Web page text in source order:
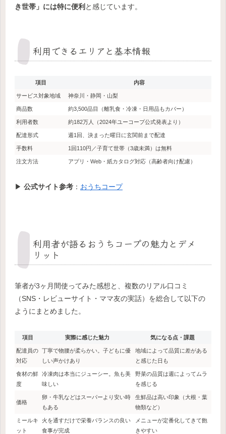
き世帯」には特に便利 と感じています。
利用できるエリアと基本情報
項目 内容
サービス対象地域 神奈川・静岡・山梨
商品数 約3,500品目（離乳食・冷凍・日用品もカバー）
利用者数 約182万人（2024年ユーコープ公式発表より）
配達形式 週1回、決まった曜日に玄関前まで配達
手数料 1回110円／子育て世帯（3歳未満）は無料
注文方法 アプリ・Web・紙カタログ対応（高齢者向け配慮）
▶ 公式サイト参考 ： おうちコープ
利用者が語るおうちコープの魅力とデメ
リット
筆者が3ヶ月間使ってみた感想と、複数のリアル口コミ
（SNS・レビューサイト・ママ友の実話）を総合して以下の
ようにまとめました。
項目 実際に感じた魅力 気になる点・課題
配達員の
対応
丁寧で物腰が柔らかい。子どもに優
しい声かけあり
地域によって品質に差がある
と感じた日も
食材の鮮
度
冷凍肉は本当にジューシー。魚も美
味しい
野菜の品質は週によってムラ
を感じる
価格
卵・牛乳などはスーパーより安い時
もある
生鮮品は高い印象（大根・葉
物類など）
ミールキ
ット
火を通すだけで栄養バランスの良い
食事が完成
メニューが定番化してきて飽
きやすい